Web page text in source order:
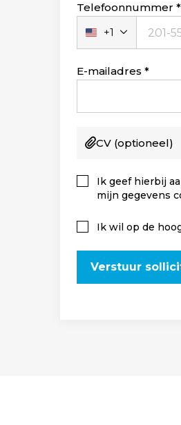
Telefoonnummer
Verenigde
Staten
+1
+1
E-mailadres
CV (optioneel)
Ik geef hierbij
mijn gegevens
Ik wil op de
Verstuur